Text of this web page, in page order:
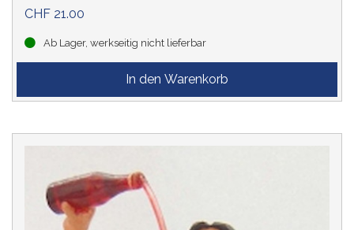
CHF 21.00
Ab Lager, werkseitig nicht lieferbar